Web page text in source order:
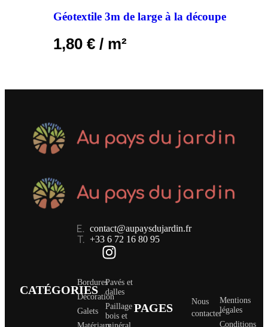
Géotextile 3m de large à la découpe
1,80 € / m²
contact@aupaysdujardin.fr
+33 6 72 16 80 95
CATÉGORIES
Bordures
Décoration
Galets
Pavés et
dalles
Paillage
bois et
PAGES
Nous
contacter
Mentions
légales
Conditions